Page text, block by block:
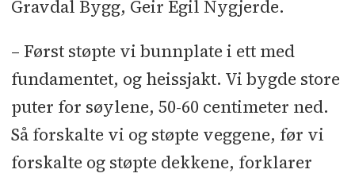
Gravdal Bygg, Geir Egil Nygjerde.
– Først støpte vi bunnplate i ett med
fundamentet, og heissjakt. Vi bygde store
puter for søylene, 50-60 centimeter ned.
Så forskalte vi og støpte veggene, før vi
forskalte og støpte dekkene, forklarer